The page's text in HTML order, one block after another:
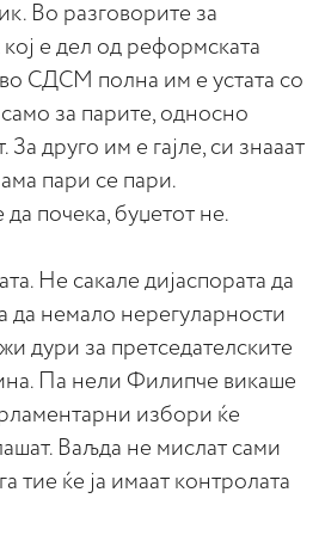
Во разговорите за
е дел од реформската
СДСМ полна им е устата со
за парите, односно
За друго им е гајле, си знааат
пари се пари.
почека, буџетот не.
Не сакале дијаспората да
да немало нерегуларности
дури за претседателските
Па нели Филипче викаше
избори ќе
Ваљда не мислат сами
тие ќе ја имаат контролата